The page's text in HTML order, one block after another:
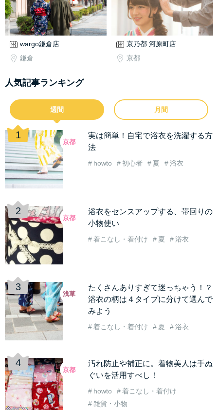
wargo鎌倉店
鎌倉
京乃都 河原町店
京都
人気記事ランキング
週間 月間
実は簡単！自宅で浴衣を洗濯する方
法
howto 初心者 夏 浴衣
京都
浴衣をセンスアップする、帯回りの
小物使い
着こなし・着付け 夏 浴衣
京都
たくさんありすぎて迷っちゃう！？
浴衣の柄は４タイプに分けて選んで
みよう
着こなし・着付け 夏 浴衣
浅草
汚れ防止や補正に。着物美人は手ぬ
ぐいを活用すべし！
howto
着こなし・着付け
雑貨・小物
京都